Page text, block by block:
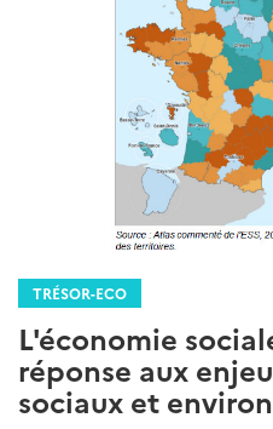
TRÉSOR-ECO
L'économie
réponse aux
sociaux et